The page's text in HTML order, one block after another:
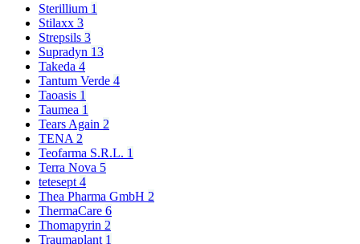
Sterillium 1
Stilaxx 3
Strepsils 3
Supradyn 13
Takeda 4
Tantum Verde 4
Taoasis 1
Taumea 1
Tears Again 2
TENA 2
Teofarma S.R.L. 1
Terra Nova 5
tetesept 4
Thea Pharma GmbH 2
ThermaCare 6
Thomapyrin 2
Traumaplant 1